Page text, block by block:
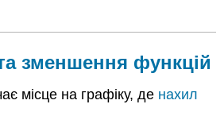
зменшення функцій
місце на графіку, де нахил